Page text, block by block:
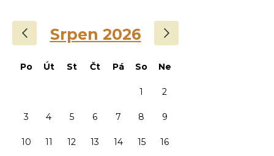
Srpen 2026
Po Út St Čt Pá So Ne
1 2
3 4 5 6 7 8 9
10 11 12 13 14 15 16